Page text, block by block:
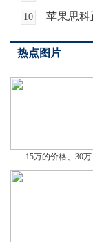
10 苹果思
热点图片
15万的价格、30万